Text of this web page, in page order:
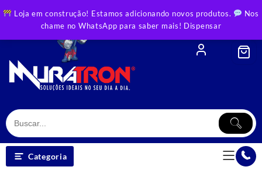
Loja em construção! Estamos adicionando novos produtos.
Nos
chame no WhatsApp para saber mais! Dispensar
to
Categoria